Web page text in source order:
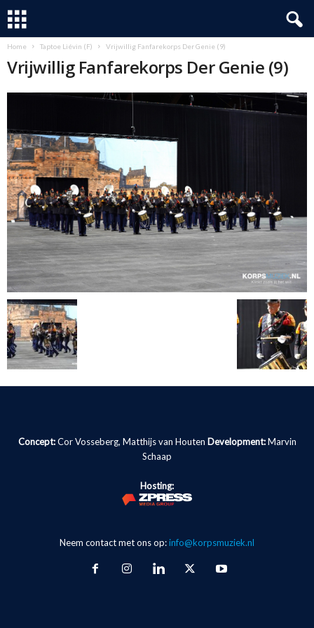
Home Taptoe Liévin (F) Vrijwillig Fanfarekorps Der Genie (9)
Vrijwillig Fanfarekorps Der Genie (9)
Concept:Cor Vosseberg, Matthijs van Houten Development: Marvin
Schaap
Hosting:
Neem contact met ons op:info@korpsmuziek.nl